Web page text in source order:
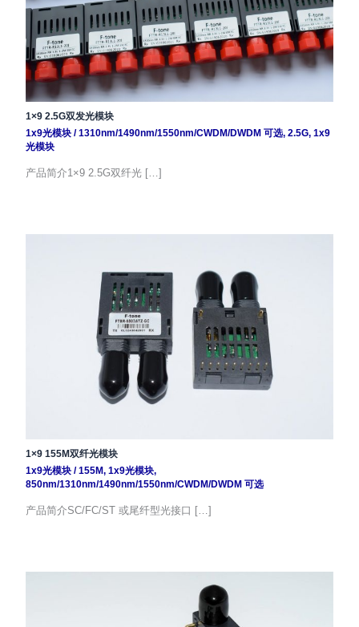
1×9 2.5G双发光模块
1x9光模块/1310nm/1490nm/1550nm/CWDM/DWDM 可选, 2.5G, 1x9
光模块
产品简介1×9 2.5G双纤光 […]
1×9 155M双纤光模块
1x9光模块/155M, 1x9光模块,
850nm/1310nm/1490nm/1550nm/CWDM/DWDM 可选
产品简介SC/FC/ST 或尾纤型光接口 […]